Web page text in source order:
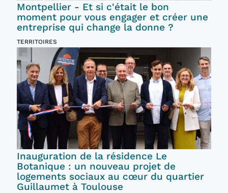
Montpellier - Et si c'était le bon
moment pour vous engager et créer une
entreprise qui change la donne ?
TERRITOIRES
Inauguration de la résidence Le
Botanique : un nouveau projet de
logements sociaux au cœur du quartier
Guillaumet à Toulouse